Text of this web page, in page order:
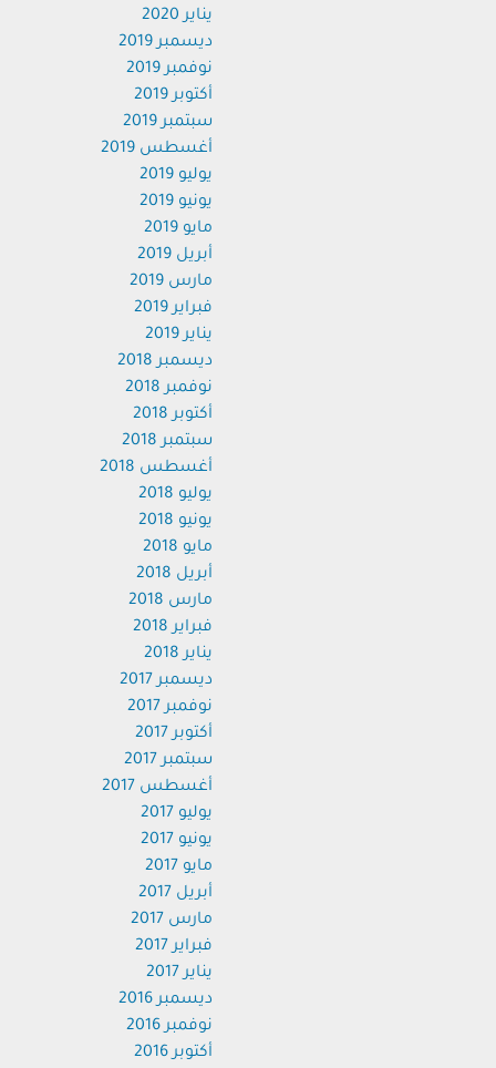
يناير 2020
ديسمبر 2019
نوفمبر 2019
أكتوبر 2019
سبتمبر 2019
أغسطس 2019
يوليو 2019
يونيو 2019
مايو 2019
أبريل 2019
مارس 2019
فبراير 2019
يناير 2019
ديسمبر 2018
نوفمبر 2018
أكتوبر 2018
سبتمبر 2018
أغسطس 2018
يوليو 2018
يونيو 2018
مايو 2018
أبريل 2018
مارس 2018
فبراير 2018
يناير 2018
ديسمبر 2017
نوفمبر 2017
أكتوبر 2017
سبتمبر 2017
أغسطس 2017
يوليو 2017
يونيو 2017
مايو 2017
أبريل 2017
مارس 2017
فبراير 2017
يناير 2017
ديسمبر 2016
نوفمبر 2016
أكتوبر 2016